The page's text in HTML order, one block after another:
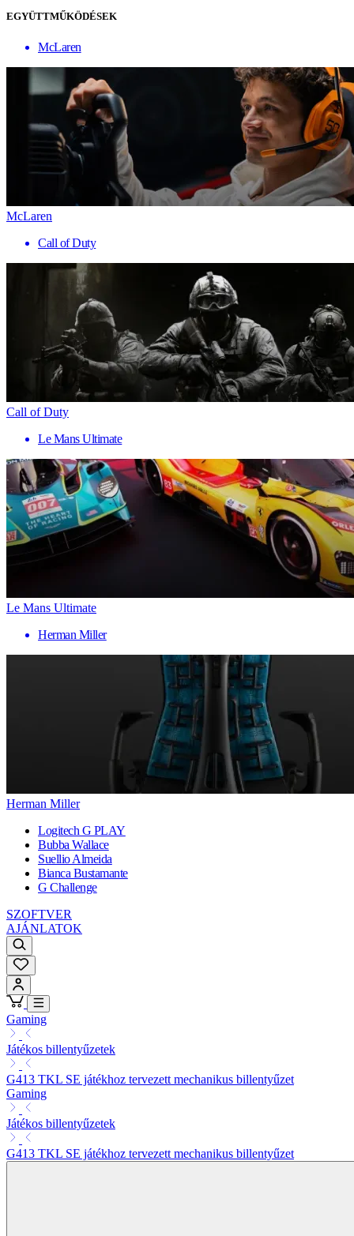
EGYÜTTMŰKÖDÉSEK
McLaren
McLaren
Call of Duty
Call of Duty
Le Mans Ultimate
Le Mans Ultimate
Herman Miller
Herman Miller
Logitech G PLAY
Bubba Wallace
Suellio Almeida
Bianca Bustamante
G Challenge
SZOFTVER
AJÁNLATOK
Gaming
Játékos billentyűzetek
G413 TKL SE játékhoz tervezett mechanikus billentyűzet
Gaming
Játékos billentyűzetek
G413 TKL SE játékhoz tervezett mechanikus billentyűzet